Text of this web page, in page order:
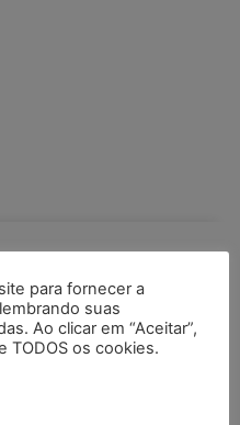
para fornecer a
suas
Ao clicar em “Aceitar”,
TODOS os cookies.